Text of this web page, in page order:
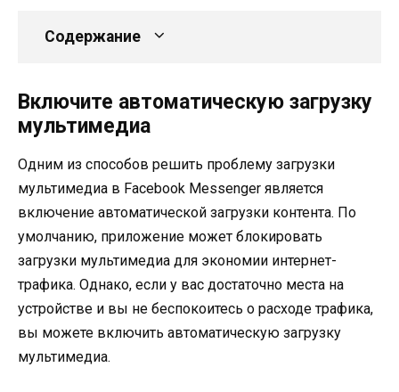
Содержание
Включите автоматическую загрузку
мультимедиа
Одним из способов решить проблему загрузки
мультимедиа в Facebook Messenger является
включение автоматической загрузки контента. По
умолчанию, приложение может блокировать
загрузки мультимедиа для экономии интернет-
трафика. Однако, если у вас достаточно места на
устройстве и вы не беспокоитесь о расходе трафика,
вы можете включить автоматическую загрузку
мультимедиа.